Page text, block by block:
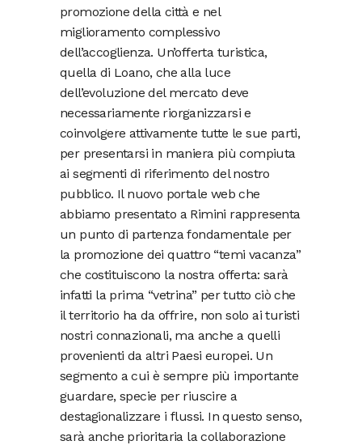
promozione della città e nel
miglioramento complessivo
dell’accoglienza. Un’offerta turistica,
quella di Loano, che alla luce
dell’evoluzione del mercato deve
necessariamente riorganizzarsi e
coinvolgere attivamente tutte le sue parti,
per presentarsi in maniera più compiuta
ai segmenti di riferimento del nostro
pubblico. Il nuovo portale web che
abbiamo presentato a Rimini rappresenta
un punto di partenza fondamentale per
la promozione dei quattro “temi vacanza”
che costituiscono la nostra offerta: sarà
infatti la prima “vetrina” per tutto ciò che
il territorio ha da offrire, non solo ai turisti
nostri connazionali, ma anche a quelli
provenienti da altri Paesi europei. Un
segmento a cui è sempre più importante
guardare, specie per riuscire a
destagionalizzare i flussi. In questo senso,
sarà anche prioritaria la collaborazione